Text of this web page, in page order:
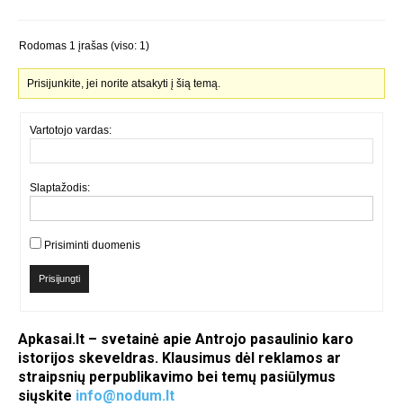
Rodomas 1 įrašas (viso: 1)
Prisijunkite, jei norite atsakyti į šią temą.
Vartotojo vardas:
Slaptažodis:
Prisiminti duomenis
Prisijungti
Apkasai.lt – svetainė apie Antrojo pasaulinio karo
istorijos skeveldras. Klausimus dėl reklamos ar
straipsnių perpublikavimo bei temų pasiūlymus
siųskite info@nodum.lt